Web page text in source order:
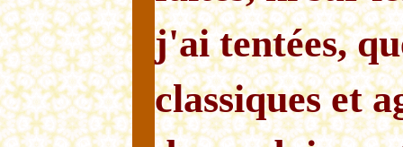
j'ai tentées,
classiques et